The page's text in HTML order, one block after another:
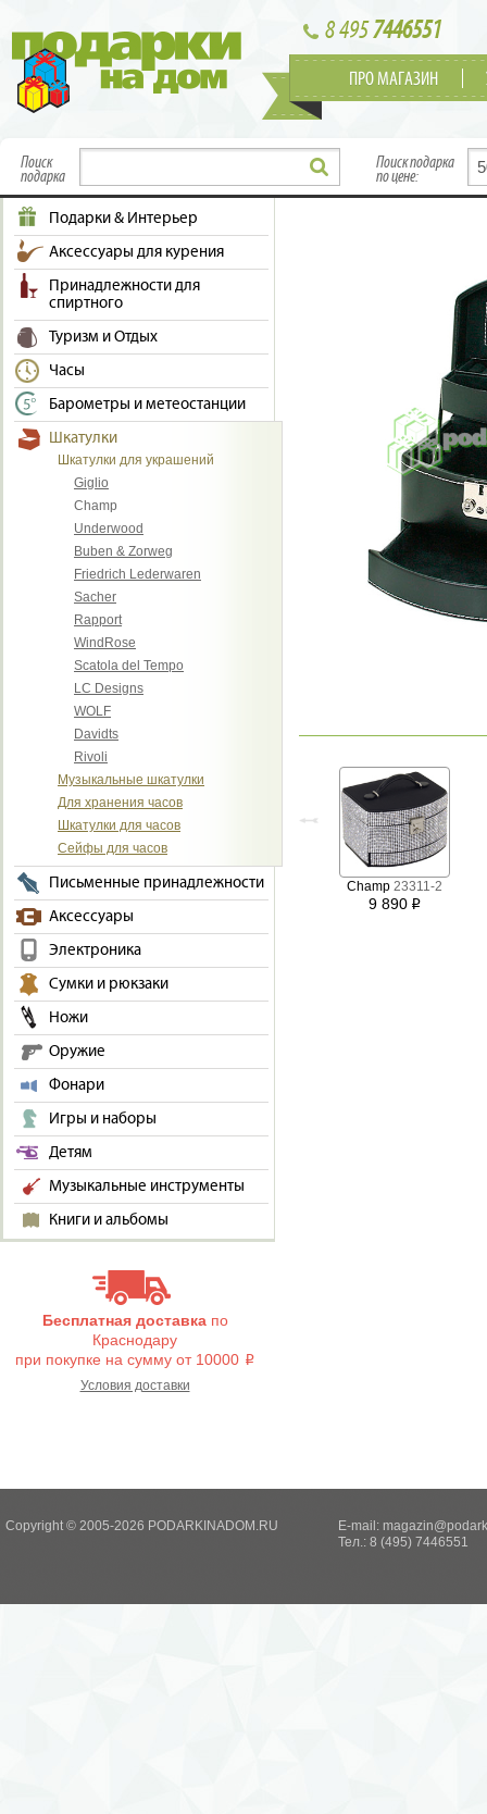
8 4957446551
ПРО МАГАЗИН
Поиск
подарка
Поиск подарка
по цене:
Подарки & Интерьер
Аксессуары для курения
Принадлежности для
спиртного
Туризм и Отдых
Часы
Барометры и метеостанции
Шкатулки
Шкатулки для украшений
Giglio
Champ
Underwood
Buben & Zorweg
Friedrich Lederwaren
Sacher
Rapport
WindRose
Scatola del Tempo
LC Designs
WOLF
Davidts
Rivoli
Музыкальные шкатулки
Для хранения часов
Шкатулки для часов
Сейфы для часов
Письменные принадлежности
Аксессуары
Электроника
Сумки и рюкзаки
Ножи
Оружие
Фонари
Игры и наборы
Детям
Музыкальные инструменты
Книги и альбомы
Бесплатная доставкапо
Краснодару
при покупке на сумму от 10000 i
Условия доставки
Champ 23311-2
9 890 i
Copyright © 2005-2026 PODARKINADOM.RU E-mail:
Тел.: 8 (495) 7446551